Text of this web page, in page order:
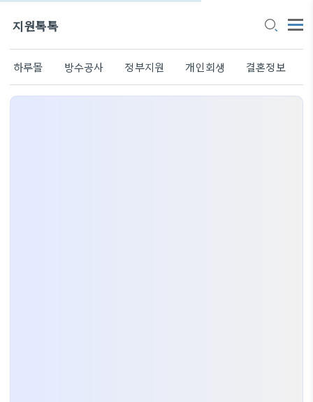
지원톡톡
하루몰 방수공사 정부지원 개인회생 결혼정보